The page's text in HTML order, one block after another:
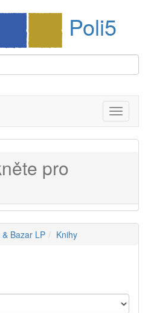
Poli5
Menu
pro
Bazar LP Knihy